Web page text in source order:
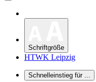
Schriftgröße
HTWK Leipzig
Schnelleinstieg für ...